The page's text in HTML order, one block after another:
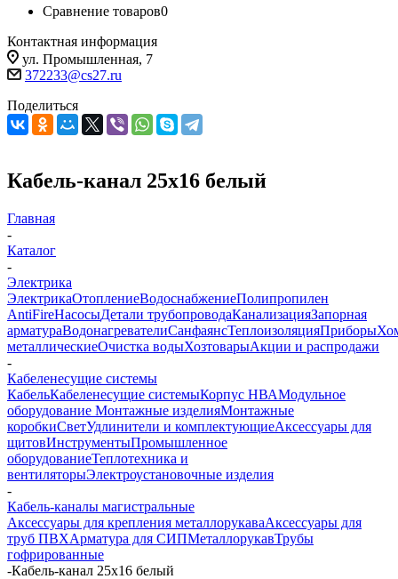
Сравнение товаров0
Контактная информация
ул. Промышленная, 7
372233@cs27.ru
Поделиться
Кабель-канал 25х16 белый
Главная
-
Каталог
-
Электрика
ЭлектрикаОтоплениеВодоснабжениеПолипропилен
AntiFireНасосыДетали трубопроводаКанализацияЗапорная
арматураВодонагревателиСанфаянсТеплоизоляцияПриборы
металлическиеОчистка водыХозтоварыАкции и распродажи
-
Кабеленесущие системы
КабельКабеленесущие системыКорпус НВАМодульное
оборудование Монтажные изделияМонтажные
коробкиСветУдлинители и комплектующиеАксессуары для
щитовИнструментыПромышленное
оборудованиеТеплотехника и
вентиляторыЭлектроустановочные изделия
-
Кабель-каналы магистральные
Аксессуары для крепления металлорукаваАксессуары для
труб ПВХАрматура для СИПМеталлорукавТрубы
гофрированные
-Кабель-канал 25х16 белый